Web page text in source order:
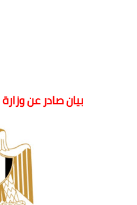
بيان صادر عن